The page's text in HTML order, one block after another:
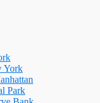
York
Park